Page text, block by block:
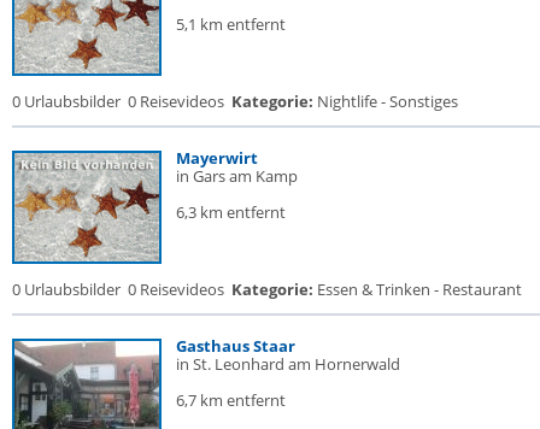
5,1 km entfernt
0 Urlaubsbilder 0 Reisevideos Kategorie: Nightlife - Sonstiges
Mayerwirt
in Gars am Kamp
6,3 km entfernt
0 Urlaubsbilder 0 Reisevideos Kategorie: Essen & Trinken - Restaurant
Gasthaus Staar
in St. Leonhard am Hornerwald
6,7 km entfernt